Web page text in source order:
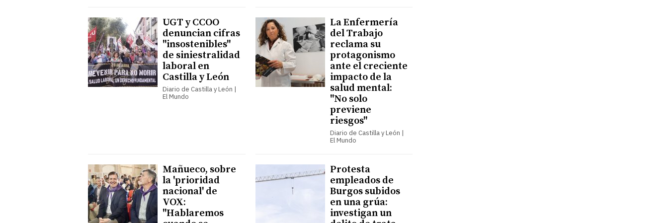
UGT y CCOO
denuncian cifras
"insostenibles"
de siniestralidad
laboral en
Castilla y León
Diario de Castilla y León |
El Mundo
La Enfermería
del Trabajo
reclama su
protagonismo
ante el creciente
impacto de la
salud mental:
"No solo
previene
riesgos"
Diario de Castilla y León |
El Mundo
Mañueco, sobre
la 'prioridad
nacional' de
VOX:
"Hablaremos
Protesta
empleados de
Burgos subidos
en una grúa:
investigan un